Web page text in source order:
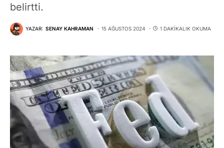
belirtti.
YAZAR: SENAY KAHRAMAN 15 AĞUSTOS 2024 1 DAKIKALIK OKUMA